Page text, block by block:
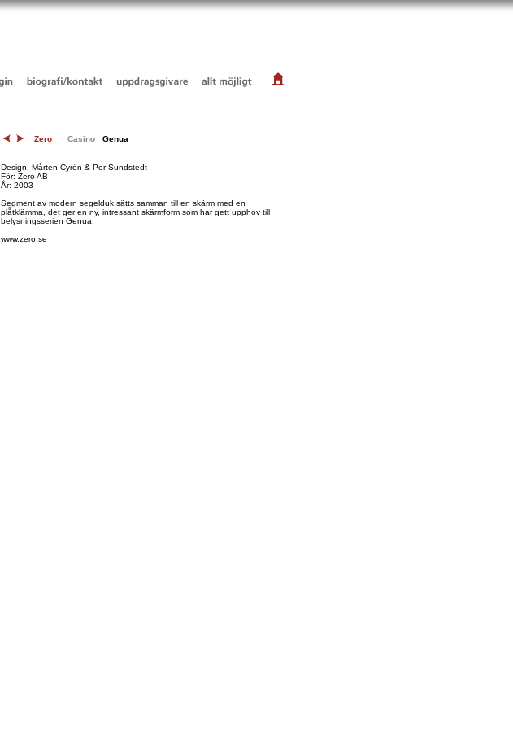
Zero Casino Genua
Design: Mårten Cyrén & Per Sundstedt
För: Zero AB
År: 2003
Segment av modern segelduk sätts samman till en skärm med en
plåtklämma, det ger en ny, intressant skärmform som har gett upphov till
belysningsserien Genua.
www.zero.se